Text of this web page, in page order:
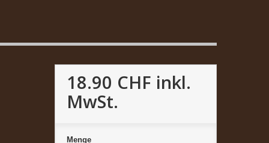
18.90 CHF inkl.
MwSt.
Menge